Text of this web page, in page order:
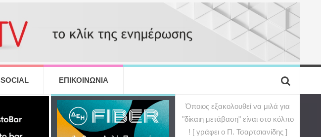
SOCIAL ΕΠΙΚΟΙΝΩΝΙΑ
Όποιος εξακολουθεί να μιλά για
"δίκαιη μετάβαση" είναι στο κόλπο
! [ γράφει ο Π. Τσαρτσιανίδης ]